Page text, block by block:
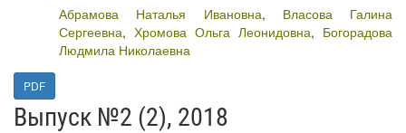
Абрамова Наталья Ивановна, Власова Галина
Сергеевна, Хромова Ольга Леонидовна, Богорадова
Людмила Николаевна
PDF
Выпуск №2 (2), 2018